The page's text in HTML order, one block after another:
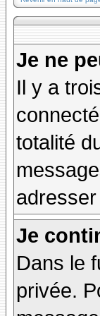
Je ne
Il y a
totalité
Je
Dans le
privée.